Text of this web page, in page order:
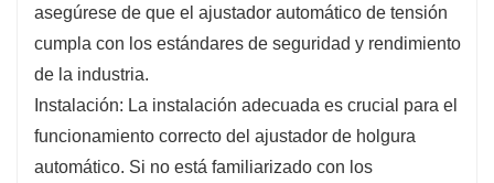
asegúrese de que el ajustador automático de tensión
cumpla con los estándares de seguridad y rendimiento
de la industria.
Instalación: La instalación adecuada es crucial para el
funcionamiento correcto del ajustador de holgura
automático. Si no está familiarizado con los